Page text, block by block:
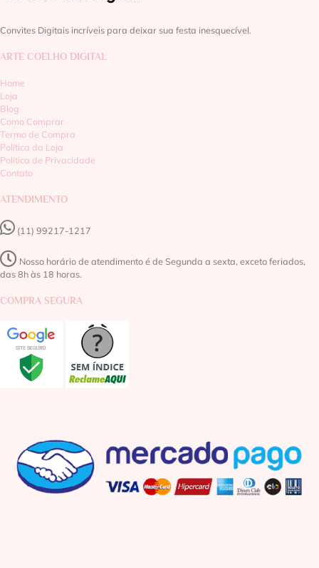
Convites Digitais incríveis para deixar sua festa inesquecível.
ARTE COELHO DIGITAL
Home
Loja
Blog
Como Comprar
Termo de Compra
Política da Loja
Política de Privacidade
Contato
ATENDIMENTO
(11) 99217-1217‬
Nosso horário de atendimento é de Segunda a sexta, exceto feriados,
das 8h às 18 horas.
COMPRA SEGURA